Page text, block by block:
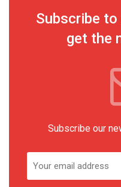
Subscribe
get the
Subscribe our